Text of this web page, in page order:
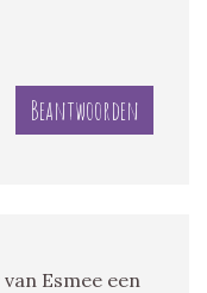
Beantwoorden
Esmee een